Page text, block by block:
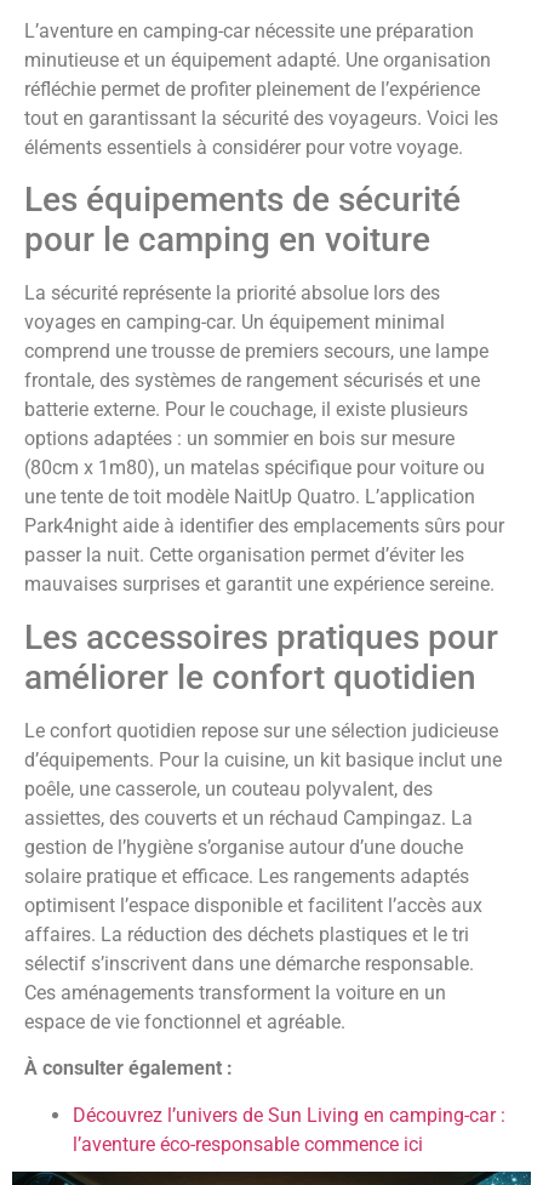
L’aventure en camping-car nécessite une préparation
minutieuse et un équipement adapté. Une organisation
réfléchie permet de profiter pleinement de l’expérience
tout en garantissant la sécurité des voyageurs. Voici les
éléments essentiels à considérer pour votre voyage.
Les équipements de sécurité
pour le camping en voiture
La sécurité représente la priorité absolue lors des
voyages en camping-car. Un équipement minimal
comprend une trousse de premiers secours, une lampe
frontale, des systèmes de rangement sécurisés et une
batterie externe. Pour le couchage, il existe plusieurs
options adaptées : un sommier en bois sur mesure
(80cm x 1m80), un matelas spécifique pour voiture ou
une tente de toit modèle NaitUp Quatro. L’application
Park4night aide à identifier des emplacements sûrs pour
passer la nuit. Cette organisation permet d’éviter les
mauvaises surprises et garantit une expérience sereine.
Les accessoires pratiques pour
améliorer le confort quotidien
Le confort quotidien repose sur une sélection judicieuse
d’équipements. Pour la cuisine, un kit basique inclut une
poêle, une casserole, un couteau polyvalent, des
assiettes, des couverts et un réchaud Campingaz. La
gestion de l’hygiène s’organise autour d’une douche
solaire pratique et efficace. Les rangements adaptés
optimisent l’espace disponible et facilitent l’accès aux
affaires. La réduction des déchets plastiques et le tri
sélectif s’inscrivent dans une démarche responsable.
Ces aménagements transforment la voiture en un
espace de vie fonctionnel et agréable.
À consulter également :
Découvrez l’univers de Sun Living en camping-car :
l’aventure éco-responsable commence ici